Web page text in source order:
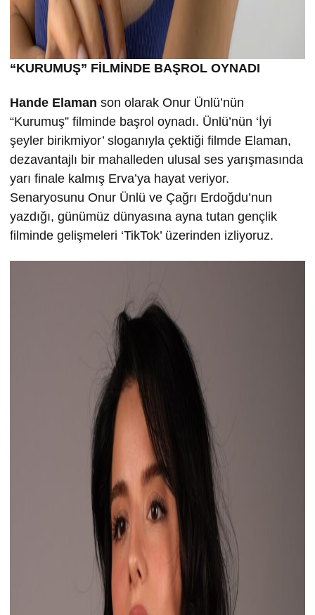
“KURUMUŞ” FİLMİNDE BAŞROL OYNADI
Hande Elaman son olarak Onur Ünlü’nün
“Kurumuş” filminde başrol oynadı. Ünlü’nün ‘İyi
şeyler birikmiyor’ sloganıyla çektiği filmde Elaman,
dezavantajlı bir mahalleden ulusal ses yarışmasında
yarı finale kalmış Erva’ya hayat veriyor.
Senaryosunu Onur Ünlü ve Çağrı Erdoğdu’nun
yazdığı, günümüz dünyasına ayna tutan gençlik
filminde gelişmeleri ‘TikTok’ üzerinden izliyoruz.